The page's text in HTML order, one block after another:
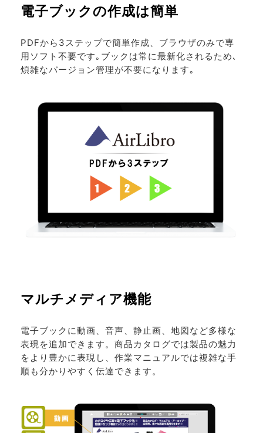
電子ブックの作成は簡単
PDFから3ステップで簡単作成、ブラウザのみで専
用ソフト不要です｡ブックは常に最新化されるため､
煩雑なバージョン管理が不要になります｡
マルチメディア機能
電子ブックに動画、音声、静止画、地図など多様な
表現を追加できます。商品カタログでは製品の魅力
をより豊かに表現し、作業マニュアルでは複雑な手
順も分かりやすく伝達できます。